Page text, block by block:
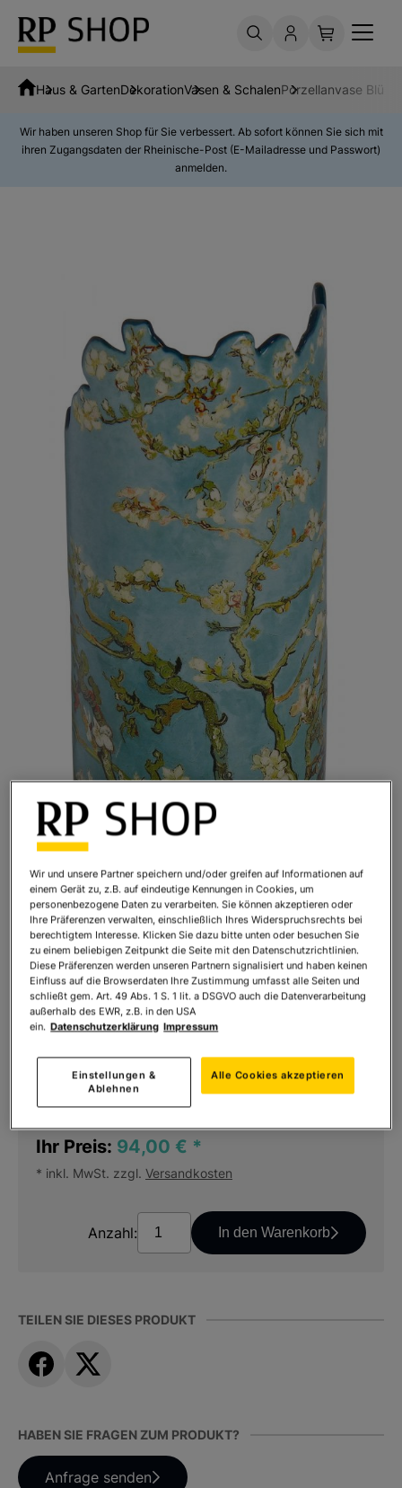
Haus & GartenDekorationVasen & SchalenPorzellanvase
Wir haben unseren Shop für Sie verbessert. Ab sofort können Sie sich mit
ihren Zugangsdaten der Rheinische-Post (E-Mailadresse und Passwort)
anmelden.
Porzellanvase Blühende
Mandelbaumzweige
Art.Nr.:
Sofort lieferbar
Ihr Preis: 94,00 € *
* inkl. MwSt. zzgl. Versandkosten
Anzahl: In den Warenkorb
TEILEN SIE DIESES PRODUKT
HABEN SIE FRAGEN ZUM PRODUKT?
Anfrage senden
Wir und unsere Partner speichern und/oder greifen auf Informationen auf
einem Gerät zu, z.B. auf eindeutige Kennungen in Cookies, um
personenbezogene Daten zu verarbeiten. Sie können akzeptieren oder
Ihre Präferenzen verwalten, einschließlich Ihres Widerspruchsrechts bei
berechtigtem Interesse. Klicken Sie dazu bitte unten oder besuchen Sie
zu einem beliebigen Zeitpunkt die Seite mit den Datenschutzrichtlinien.
Diese Präferenzen werden unseren Partnern signalisiert und haben keinen
Einfluss auf die Browserdaten Ihre Zustimmung umfasst alle Seiten und
schließt gem. Art. 49 Abs. 1 S. 1 lit. a DSGVO auch die Datenverarbeitung
außerhalb des EWR, z.B. in den USA
ein. Datenschutzerklärung Impressum
Einstellungen &
Ablehnen
Alle Cookies akzeptieren